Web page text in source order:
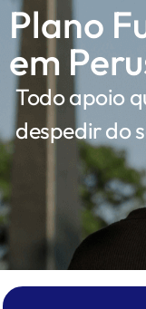
Plano
em
Todo apoio
despedir do